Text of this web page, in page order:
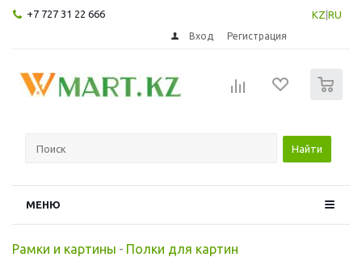
+7 727 31 22 666 KZ RU
Вход Регистрация
Найти
МЕНЮ
Рамки и картины - Полки для картин